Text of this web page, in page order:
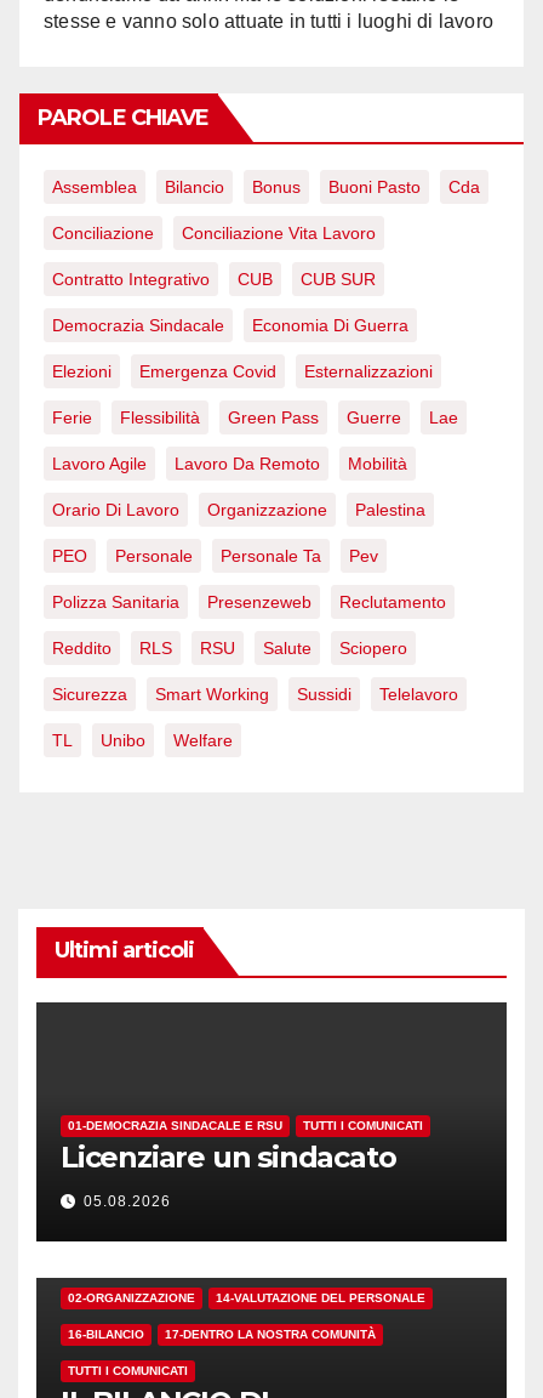
stesse e vanno solo attuate in tutti i luoghi di lavoro
PAROLE CHIAVE
Assemblea Bilancio Bonus Buoni Pasto Cda
Conciliazione Conciliazione Vita Lavoro
Contratto Integrativo CUB CUB SUR
Democrazia Sindacale Economia Di Guerra
Elezioni Emergenza Covid Esternalizzazioni
Ferie Flessibilità Green Pass Guerre Lae
Lavoro Agile Lavoro Da Remoto Mobilità
Orario Di Lavoro Organizzazione Palestina
PEO Personale Personale Ta Pev
Polizza Sanitaria Presenzeweb Reclutamento
Reddito RLS RSU Salute Sciopero
Sicurezza Smart Working Sussidi Telelavoro
TL Unibo Welfare
Ultimi articoli
01-DEMOCRAZIA SINDACALE E RSU TUTTI I COMUNICATI
Licenziare un sindacato
05.08.2026
02-ORGANIZZAZIONE 14-VALUTAZIONE DEL PERSONALE
16-BILANCIO 17-DENTRO LA NOSTRA COMUNITÀ
TUTTI I COMUNICATI